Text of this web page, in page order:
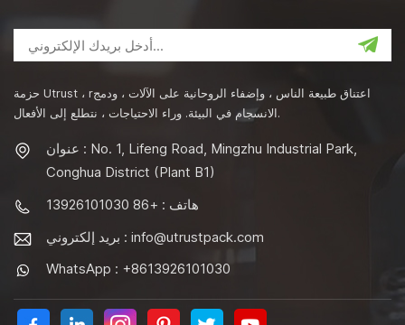
حزمة Utrust ، rاعتناق طبيعة الناس ، وإضفاء الروحانية على الآلات ، ودمج
الانسجام في البيئة. وراء الاحتياجات ، نتطلع إلى الأفعال.
عنوان : No. 1, Lifeng Road, Mingzhu Industrial Park,
Conghua District (Plant B1)
هاتف : +86 13926101030
بريد إلكتروني : info@utrustpack.com
WhatsApp : +8613926101030